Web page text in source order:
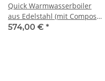
Quick Warmwasserboiler
aus Edelstahl (mit Composit-
Ummantelung) 15l 500W
574,00 € *